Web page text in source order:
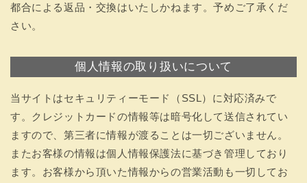
都合による返品・交換はいたしかねます。予めご了承くだ
さい。
個人情報の取り扱いについて
当サイトはセキュリティーモード（SSL）に対応済みで
す。クレジットカードの情報等は暗号化して送信されてい
ますので、第三者に情報が渡ることは一切ございません。
またお客様の情報は個人情報保護法に基づき管理しており
ます。お客様から頂いた情報からの営業活動も一切してお